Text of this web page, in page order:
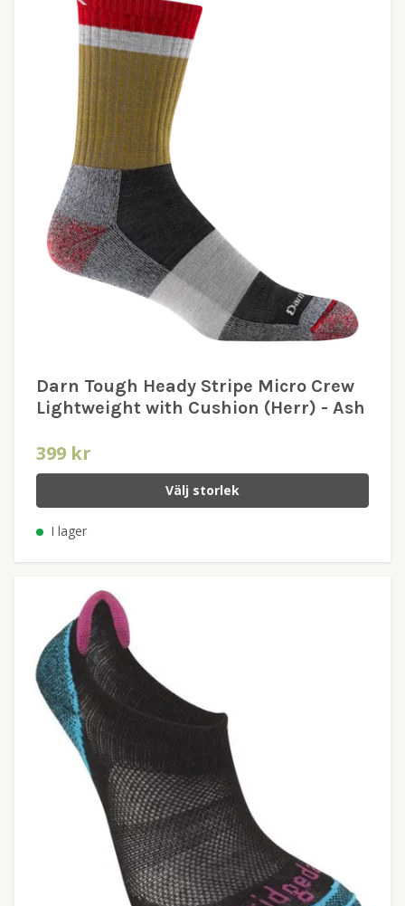
Darn Tough Heady Stripe Micro Crew
Lightweight with Cushion (Herr) - Ash
399 kr
Välj storlek
I lager